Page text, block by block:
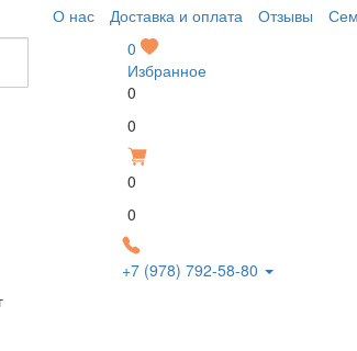
О нас Доставка и оплата Отзывы
0
Избранное
0
0
0
0
+7 (978) 792-58-80